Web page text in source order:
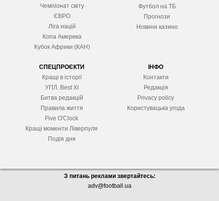
Чемпіонат світу
ЄВРО
Ліга націй
Копа Америка
Кубок Африки (КАН)
Футбол на ТБ
Прогнози
Новини казино
СПЕЦПРОЄКТИ
Кращі в історії
УПЛ. Best XІ
Битва редакцій
Правила життя
Five O'Clock
Кращі моменти Ліверпуля
Подія дня
ІНФО
Контакти
Редакція
Privacy policy
Користувацька угода
З питань реклами звертайтесь:
adv@football.ua